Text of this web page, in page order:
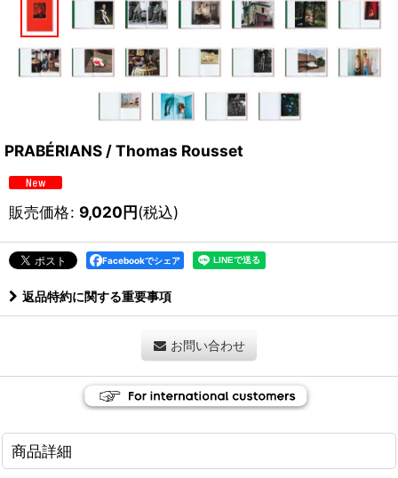
PRABÉRIANS / Thomas Rousset
販売価格: 9,020円(税込)
Facebookでシェア
返品特約に関する重要事項
お問い合わせ
商品詳細